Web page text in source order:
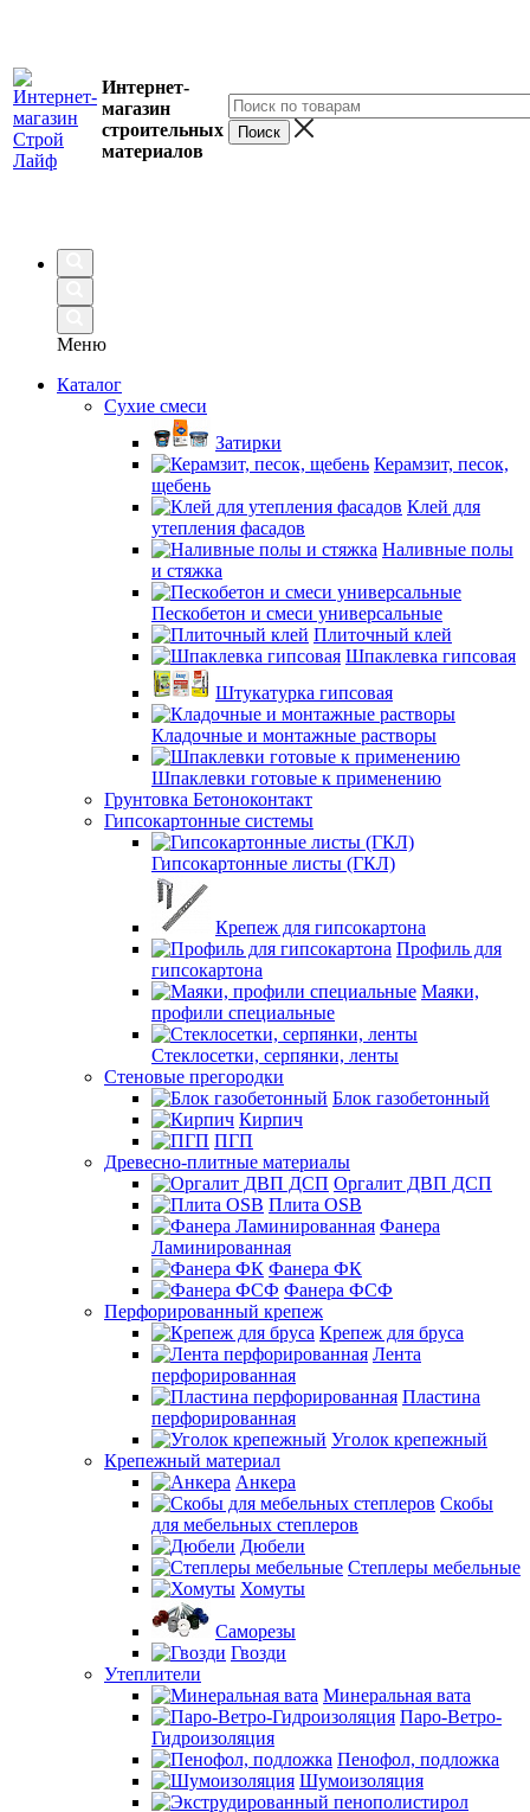
Интернет-
магазин
строительных
материалов
Меню
Каталог
Сухие смеси
Затирки
Керамзит, песок,
щебень
Клей для
утепления фасадов
Наливные полы
и стяжка
Пескобетон и смеси универсальные
Плиточный клей
Шпаклевка гипсовая
Штукатурка гипсовая
Кладочные и монтажные растворы
Шпаклевки готовые к применению
Грунтовка Бетоноконтакт
Гипсокартонные системы
Гипсокартонные листы (ГКЛ)
Крепеж для гипсокартона
Профиль для
гипсокартона
Маяки,
профили специальные
Стеклосетки, серпянки, ленты
Стеновые прегородки
Блок газобетонный
Кирпич
ПГП
Древесно-плитные материалы
Оргалит ДВП ДСП
Плита OSB
Фанера
Ламинированная
Фанера ФК
Фанера ФСФ
Перфорированный крепеж
Крепеж для бруса
Лента
перфорированная
Пластина
перфорированная
Уголок крепежный
Крепежный материал
Анкера
Скобы
для мебельных степлеров
Дюбели
Степлеры мебельные
Хомуты
Саморезы
Гвозди
Утеплители
Минеральная вата
Паро-Ветро-
Гидроизоляция
Пенофол, подложка
Шумоизоляция